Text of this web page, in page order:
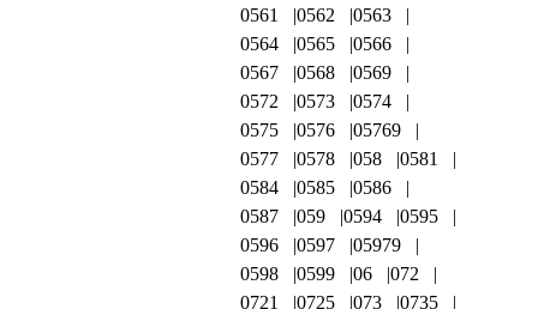
0561
0562
0563
0564
0565
0566
0567
0568
0569
0572
0573
0574
0575
0576
05769
0577
0578 058
0581
0584
0585
0586
0587
059 0594
0595
0596
0597
05979
0598
0599 06
072
0721
0725 073
0735